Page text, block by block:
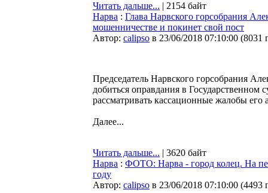
Читать дальше... | 2154 байт
Нарва : Глава Нарвского горсобрания
мошенничестве и покинет свой пост
Автор: calipso в 23/06/2018 07:10:00 (8031
Председатель Нарвского горсобрания
добиться оправдания в Государственном
рассматривать кассационные жалобы его
Далее...
Читать дальше... | 3620 байт
Нарва : ФОТО: Нарва - город колец. На
году
Автор: calipso в 23/06/2018 07:10:00 (4493